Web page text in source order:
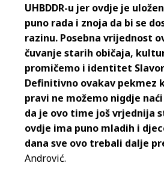
UHBDDR-u jer ovdje je
puno rada i znoja da bi se
razinu. Posebna vrijednost
čuvanje starih običaja,
promičemo i identitet
Definitivno ovakav pekmez
pravi ne možemo nigdje
da je ovo time još vrjednija
ovdje ima puno mladih i
dana sve ovo trebali dalje
Andrović.